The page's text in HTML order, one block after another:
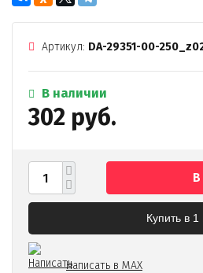
Артикул: DA-29351-00-
В наличии
302 руб.
Купить в 1
Написать в MAX